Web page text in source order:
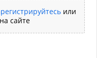
или
на сайте